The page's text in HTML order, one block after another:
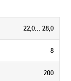
22,0... 28,0
8
200